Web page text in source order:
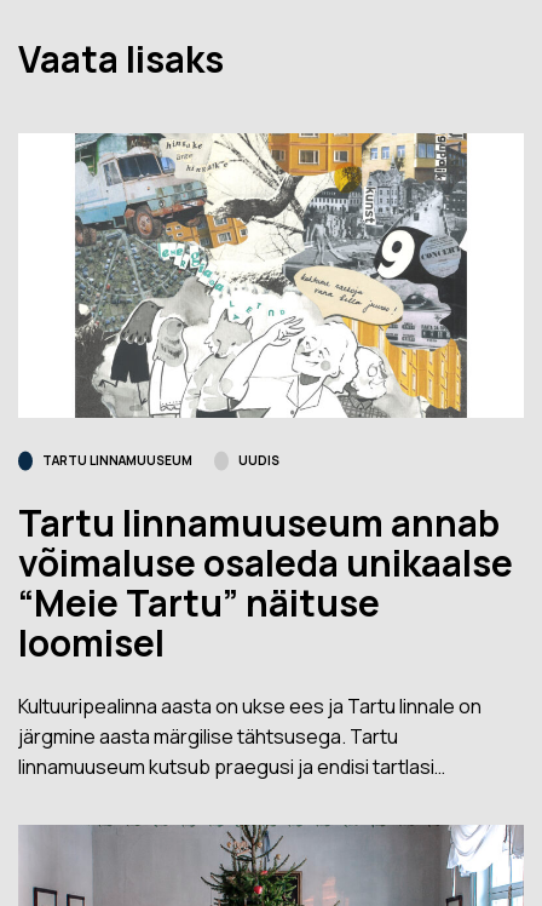
Vaata lisaks
TARTU LINNAMUUSEUM UUDIS
Tartu linnamuuseum annab
võimaluse osaleda unikaalse
“Meie Tartu” näituse
loomisel
Kultuuripealinna aasta on ukse ees ja Tartu linnale on
järgmine aasta märgilise tähtsusega. Tartu
linnamuuseum kutsub praegusi ja endisi tartlasi…